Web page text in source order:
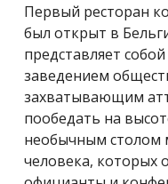
Первый ресторан
был открыт в
представляет
заведением
захватывающим
пообедать на
необычным столом
человека, которых